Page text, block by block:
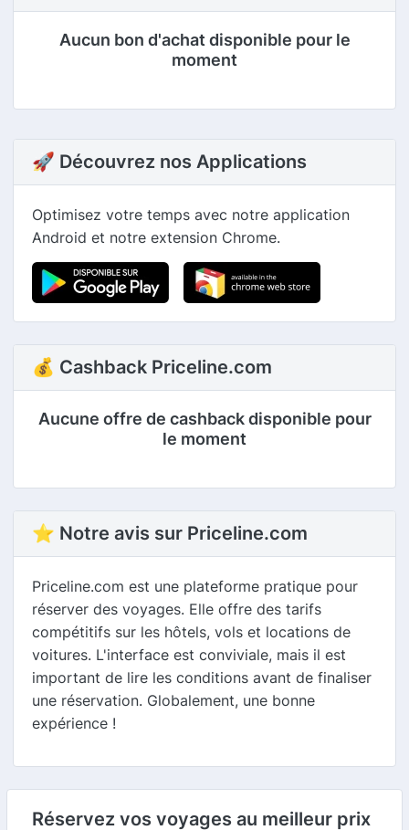
Aucun bon d'achat disponible pour le
moment
🚀 Découvrez nos Applications
Optimisez votre temps avec notre application
Android et notre extension Chrome.
💰 Cashback Priceline.com
Aucune offre de cashback disponible pour
le moment
⭐ Notre avis sur Priceline.com
Priceline.com est une plateforme pratique pour
réserver des voyages. Elle offre des tarifs
compétitifs sur les hôtels, vols et locations de
voitures. L'interface est conviviale, mais il est
important de lire les conditions avant de finaliser
une réservation. Globalement, une bonne
expérience !
Réservez vos voyages au meilleur prix